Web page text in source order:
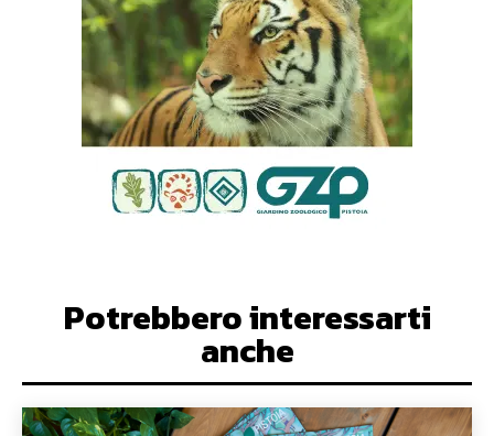
Potrebbero interessarti
anche